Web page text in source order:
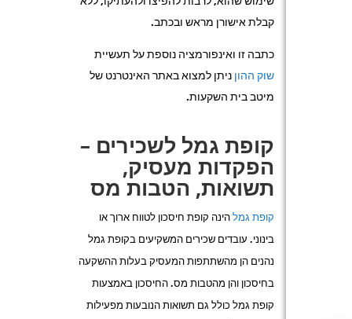
קבלת אישורן מראש ובכתב.
כתבה זו ואינפורמציה נוספת על תעשיית
שוק ההון ניתן למצוא באתר האינטרנט של
מיטב בית השקעות.
קופת גמל לשכירים –
הפקדות מעסיק,
תשואות, הטבות מס
קופת גמלהינה קופת חיסכון לטווח ארוך או
בינוני. עובדים שכירים המשקיעים בקופת גמל
נהנים הן מהשתתפות המעסיק בעלות ההשקעה
בחיסכון והן מהטבות מס. החיסכון באמצעות
קופת גמל כולל גם תשואות הנובעות מפעילות